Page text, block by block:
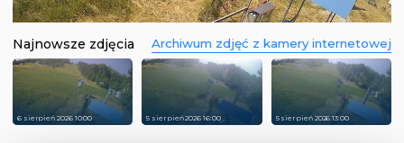
LIVE
Najnowsze zdjęcia Archiwum zdjęć z kamery internetowej
6 sierpień 2026 10:00 5 sierpień 2026 16:00 5 sierpień 2026 13:00